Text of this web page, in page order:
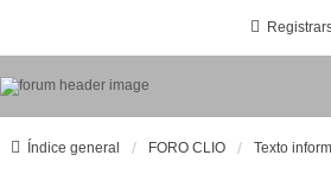
Índice general FORO CLIO Texto